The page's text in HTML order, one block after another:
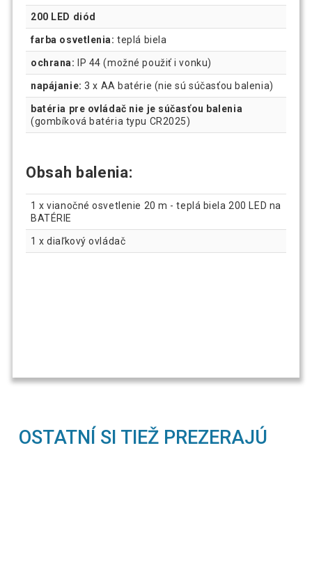
200 LED diód
farba osvetlenia: teplá biela
ochrana: IP 44 (možné použiť i vonku)
napájanie: 3 x AA batérie (nie sú súčasťou balenia)
batéria pre ovládač nie je súčasťou balenia
(gombíková batéria typu CR2025)
Obsah balenia:
1 x vianočné osvetlenie 20 m - teplá biela 200 LED na
BATÉRIE
1 x diaľkový ovládač
OSTATNÍ SI TIEŽ PREZERAJÚ